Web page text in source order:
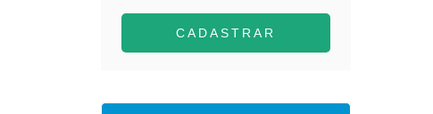
CADASTRAR